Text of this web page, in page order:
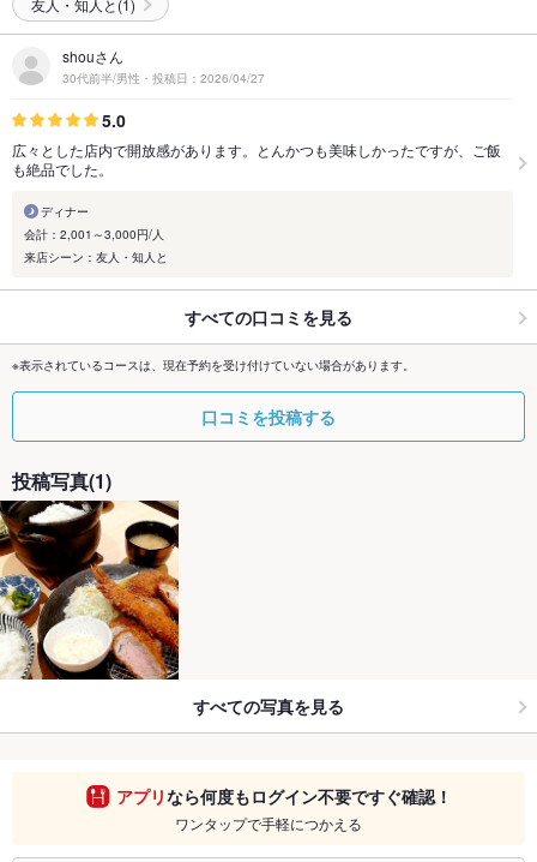
友人・知人と(1)
shouさん
30代前半/男性・投稿日：2026/04/27
5.0
広々とした店内で開放感があります。とんかつも美味しかったですが、ご飯
も絶品でした。
ディナー
会計：2,001～3,000円/人
来店シーン：友人・知人と
すべての口コミを見る
※表示されているコースは、現在予約を受け付けていない場合があります。
口コミを投稿する
投稿写真(1)
すべての写真を見る
アプリなら何度もログイン不要ですぐ確認！
ワンタップで手軽につかえる